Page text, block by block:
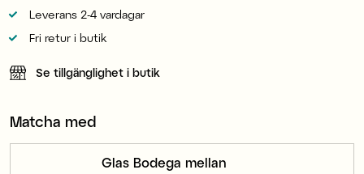
Leverans 2-4 vardagar
Fri retur i butik
Se tillgänglighet i butik
Matcha med
Glas Bodega mellan